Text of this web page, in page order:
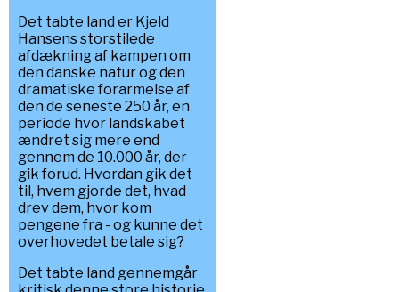
Det tabte land er Kjeld
Hansens storstilede
afdækning af kampen om
den danske natur og den
dramatiske forarmelse af
den de seneste 250 år, en
periode hvor landskabet
ændret sig mere end
gennem de 10.000 år, der
gik forud. Hvordan gik det
til, hvem gjorde det, hvad
drev dem, hvor kom
pengene fra - og kunne det
overhovedet betale sig?
Det tabte land gennemgår